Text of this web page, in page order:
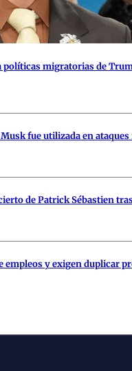
migratorias de
Musk fue utilizada en
de Patrick Sébastien
empleos y exigen duplicar